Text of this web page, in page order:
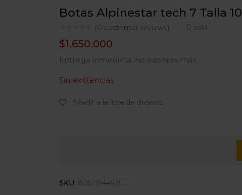
Botas Alpinestar tech 7 Talla 10
(0 customer reviews) 0 sold
$1.650.000
Entrega Inmediata, no esperes más.
Sin existencias
Añadir a la lista de deseos
SKU: 8051194452511